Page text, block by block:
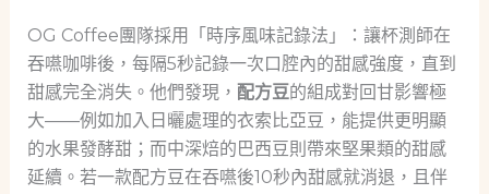
OG Coffee團隊採用「時序風味記錄法」：讓杯測師在
吞嚥咖啡後，每隔5秒記錄一次口腔內的甜感強度，直到
甜感完全消失。他們發現， 配方豆的組成對回甘影響極
大——例如加入日曬處理的衣索比亞豆，能提供更明顯
的水果發酵甜；而中深焙的巴西豆則帶來堅果類的甜感
延續。若一款配方豆在吞嚥後10秒內甜感就消退，且伴